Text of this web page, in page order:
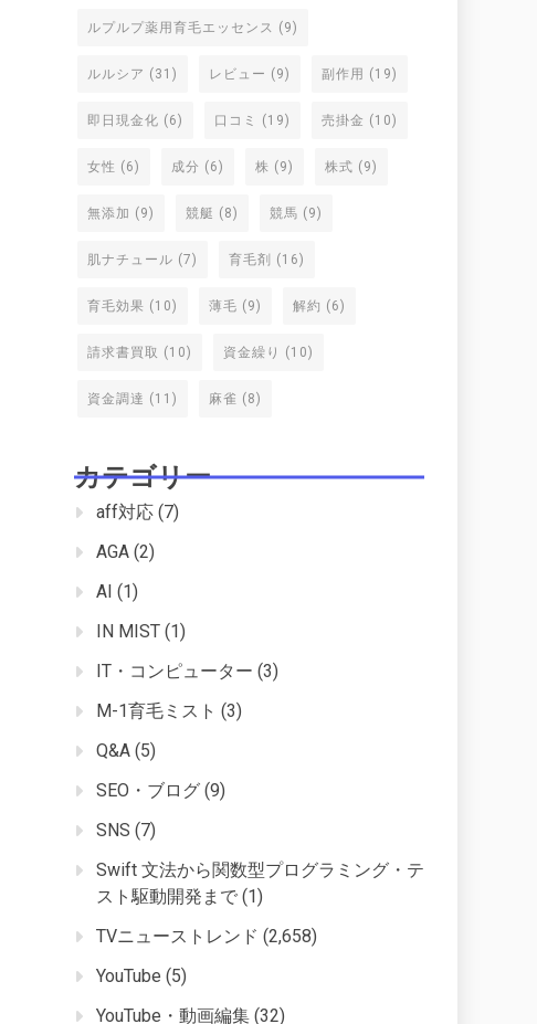
ルプルプ薬用育毛エッセンス (9)
ルルシア (31) レビュー (9) 副作用 (19)
即日現金化 (6) 口コミ (19) 売掛金 (10)
女性 (6) 成分 (6) 株 (9) 株式 (9)
無添加 (9) 競艇 (8) 競馬 (9)
肌ナチュール (7) 育毛剤 (16)
育毛効果 (10) 薄毛 (9) 解約 (6)
請求書買取 (10) 資金繰り (10)
資金調達 (11) 麻雀 (8)
カテゴリー
aff対応 (7)
AGA (2)
AI (1)
IN MIST (1)
IT・コンピューター (3)
M-1育毛ミスト (3)
Q&A (5)
SEO・ブログ (9)
SNS (7)
Swift 文法から関数型プログラミング・テ
スト駆動開発まで (1)
TVニューストレンド (2,658)
YouTube (5)
YouTube・動画編集 (32)